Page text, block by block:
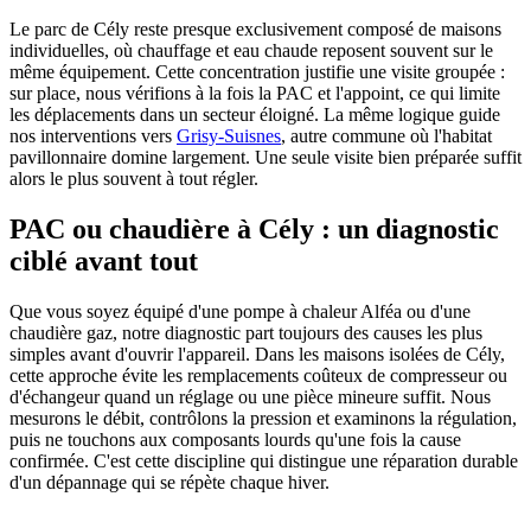
Le parc de Cély reste presque exclusivement composé de maisons
individuelles, où chauffage et eau chaude reposent souvent sur le
même équipement. Cette concentration justifie une visite groupée :
sur place, nous vérifions à la fois la PAC et l'appoint, ce qui limite
les déplacements dans un secteur éloigné. La même logique guide
nos interventions vers Grisy-Suisnes, autre commune où l'habitat
pavillonnaire domine largement. Une seule visite bien préparée suffit
alors le plus souvent à tout régler.
PAC ou chaudière à Cély : un diagnostic
ciblé avant tout
Que vous soyez équipé d'une pompe à chaleur Alféa ou d'une
chaudière gaz, notre diagnostic part toujours des causes les plus
simples avant d'ouvrir l'appareil. Dans les maisons isolées de Cély,
cette approche évite les remplacements coûteux de compresseur ou
d'échangeur quand un réglage ou une pièce mineure suffit. Nous
mesurons le débit, contrôlons la pression et examinons la régulation,
puis ne touchons aux composants lourds qu'une fois la cause
confirmée. C'est cette discipline qui distingue une réparation durable
d'un dépannage qui se répète chaque hiver.